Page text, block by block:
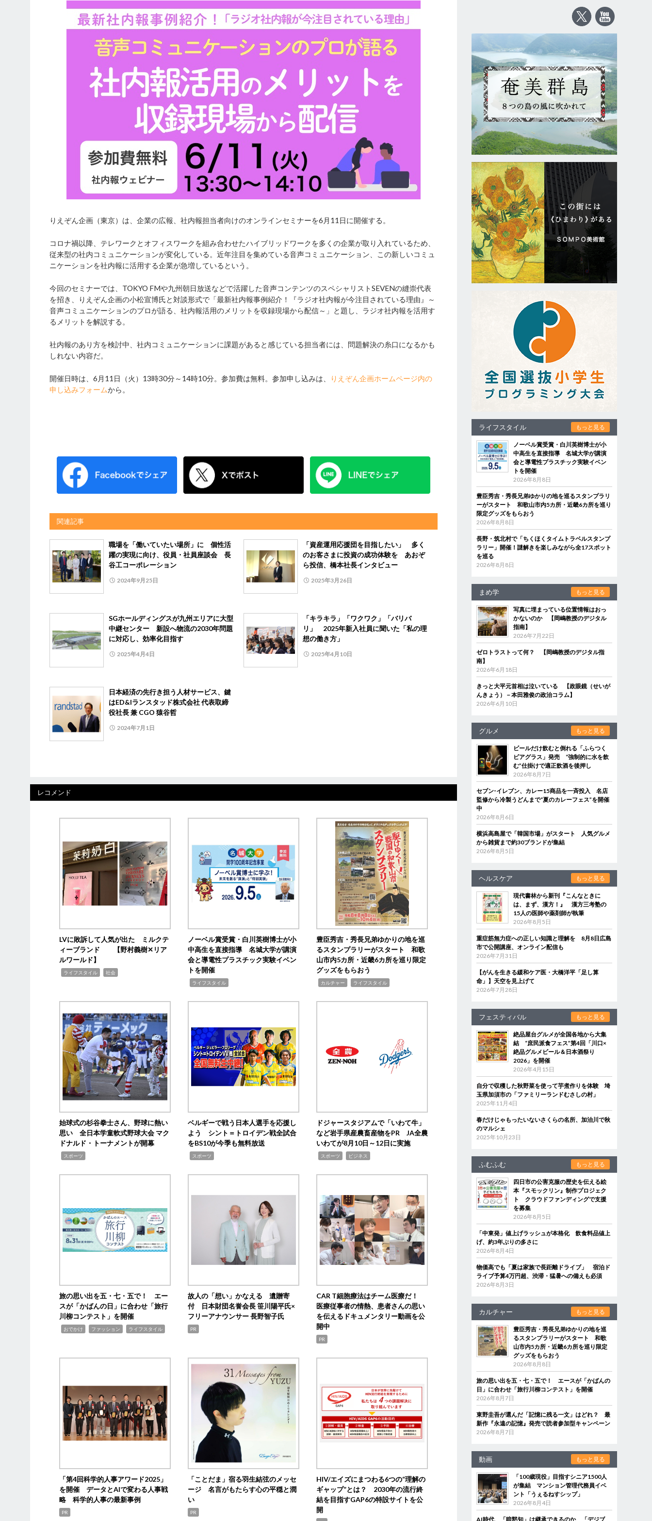
りえぞん企画（東京）は、企業の広報、社内報担当者向けのオンラインセミナーを6月11日に開催する。
コロナ禍以降、テレワークとオフィスワークを組み合わせたハイブリッドワークを多くの企業が取り入れているため、
従来型の社内コミュニケーションが変化している。近年注目を集めている音声コミュニケーション、この新しいコミュ
ニケーションを社内報に活用する企業が急増しているという。
今回のセミナーでは、TOKYO FMや九州朝日放送などで活躍した音声コンテンツのスペシャリストSEVENの縫崇代表
を招き、りえぞん企画の小松宣博氏と対談形式で「最新社内報事例紹介！『ラジオ社内報が今注目されている理由』～
音声コミュニケーションのプロが語る、社内報活用のメリットを収録現場から配信～」と題し、ラジオ社内報を活用す
るメリットを解説する。
社内報のあり方を検討中、社内コミュニケーションに課題があると感じている担当者には、問題解決の糸口になるかも
しれない内容だ。
開催日時は、6月11日（火）13時30分～14時10分。参加費は無料。参加申し込みは、
りえぞん企画ホームページ内の
申し込みフォームから。
関連記事
職場を「働いていたい場所」に 個性活
躍の実現に向け、役員・社員座談会 長
谷工コーポレーション
2024年9月25日
「資産運用応援団を目指したい」 多く
のお客さまに投資の成功体験を あおぞ
ら投信、橋本社長インタビュー
2025年3月26日
SGホールディングスが九州エリアに大型
中継センター 新設へ物流の2030年問題
に対応し、効率化目指す
2025年4月4日
「キラキラ」「ワクワク」「バリバ
リ」 2025年新入社員に聞いた「私の理
想の働き方」
2025年4月10日
日本経済の先行き担う人材サービス、鍵
はED&Iランスタッド株式会社 代表取締
役社長 兼 CGO 猿谷哲
2024年7月1日
レコメンド
LVに敗訴して人気が出た ミルクテ
ィーブランド 【野村義樹✕リア
ルワールド】
ライフスタイル 社会
ノーベル賞受賞・白川英樹博士が小
中高生を直接指導 名城大学が講演
会と導電性プラスチック実験イベン
トを開催
ライフスタイル
豊臣秀吉・秀長兄弟ゆかりの地を巡
るスタンプラリーがスタート 和歌
山市内5カ所・近畿6カ所を巡り限定
グッズをもらおう
カルチャー ライフスタイル
始球式の杉谷拳士さん、野球に熱い
思い 全日本学童軟式野球大会 マク
ドナルド・トーナメントが開幕
スポーツ
ベルギーで戦う日本人選手を応援し
よう シント＝トロイデン戦全試合
をBS10が今季も無料放送
スポーツ
ドジャースタジアムで「いわて牛」
など岩手県産農畜産物をPR JA全農
いわてが8月10日～12日に実施
スポーツ ビジネス
旅の思い出を五・七・五で！ エー
スが「かばんの日」に合わせ「旅行
川柳コンテスト」を開催
おでかけ ファッション ライフスタイル
故人の「想い」かなえる 遺贈寄
付 日本財団名誉会長 笹川陽平氏×
フリーアナウンサー 長野智子氏
PR
CAR T細胞療法はチーム医療だ！
医療従事者の情熱、患者さんの思い
を伝えるドキュメンタリー動画を公
開中
PR
「第4回科学的人事アワード2025」
を開催 データとAIで変わる人事戦
略 科学的人事の最新事例
PR
「ことだま」宿る羽生結弦のメッセ
ージ 名言がもたらす心の平穏と潤
い
PR
HIV/エイズにまつわる6つの“理解の
ギャップ”とは？ 2030年の流行終
結を目指すGAP6の特設サイトを公
開
ライフスタイル もっと見る
ノーベル賞受賞・白川英樹博士が小
中高生を直接指導 名城大学が講演
会と導電性プラスチック実験イベン
トを開催
2026年8月8日
豊臣秀吉・秀長兄弟ゆかりの地を巡るスタンプラリ
ーがスタート 和歌山市内5カ所・近畿6カ所を巡り
限定グッズをもらおう
2026年8月8日
長野・筑北村で「ちくほくタイムトラベルスタンプ
ラリー」開催！謎解きを楽しみながら全17スポット
を巡る
2026年8月8日
まめ学 もっと見る
写真に埋まっている位置情報はおっ
かないのか 【岡嶋教授のデジタル
指南】
2026年7月22日
ゼロトラストって何？ 【岡嶋教授のデジタル指
南】
2026年6月18日
きっと大平元首相は泣いている 【政眼鏡（せいが
んきょう）－本田雅俊の政治コラム】
2026年6月10日
グルメ もっと見る
ビールだけ飲むと倒れる「ふらつく
ビアグラス」発売 “強制的に水を飲
む”仕掛けで適正飲酒を後押し
2026年8月7日
セブン‐イレブン、カレー15商品を一斉投入 名店
監修から冷製うどんまで“夏のカレーフェス”を開催
中
2026年8月6日
横浜高島屋で「韓国市場」がスタート 人気グルメ
から雑貨まで約30ブランドが集結
2026年8月5日
ヘルスケア もっと見る
現代書林から新刊『こんなときに
は、まず、漢方！』 漢方三考塾の
15人の医師や薬剤師が執筆
2026年8月5日
重症筋無力症への正しい知識と理解を 8月8日広島
市で公開講座、オンライン配信も
2026年7月31日
【がんを生きる緩和ケア医・大橋洋平「足し算
命」】天空を見上げて
2026年7月28日
フェスティバル もっと見る
絶品屋台グルメが全国各地から大集
結 “庶民派食フェス”第4回「川口×
絶品グルメビール＆日本酒祭り
2026」を開催
2026年4月15日
自分で収穫した秋野菜を使って芋煮作りを体験 埼
玉県加須市の「ファミリーランドむさしの村」
2025年11月4日
春だけじゃもったいないさくらの名所、加治川で秋
のマルシェ
2025年10月23日
ふむふむ もっと見る
四日市の公害克服の歴史を伝える絵
本『スモックリン』制作プロジェク
ト クラウドファンディングで支援
を募集
2026年8月5日
「中東発」値上げラッシュが本格化 飲食料品値上
げ、約3年ぶりの多さに
2026年8月4日
物価高でも「夏は家族で長距離ドライブ」 宿泊ド
ライブ予算4万円超、渋滞・猛暑への備えも必須
2026年8月3日
カルチャー もっと見る
豊臣秀吉・秀長兄弟ゆかりの地を巡
るスタンプラリーがスタート 和歌
山市内5カ所・近畿6カ所を巡り限定
グッズをもらおう
2026年8月8日
旅の思い出を五・七・五で！ エースが「かばんの
日」に合わせ「旅行川柳コンテスト」を開催
2026年8月7日
東野圭吾が選んだ「記憶に残る一文」はどれ？ 最
新作『永遠の記憶』発売で読者参加型キャンペーン
2026年8月7日
動画 もっと見る
「100歳現役」目指すシニア1500人
が集結 マンション管理代務員イベ
ント「うぇるねすシップ」
2026年8月4日
AI時代、「暗黙知」は継承できるのか 「デジブ